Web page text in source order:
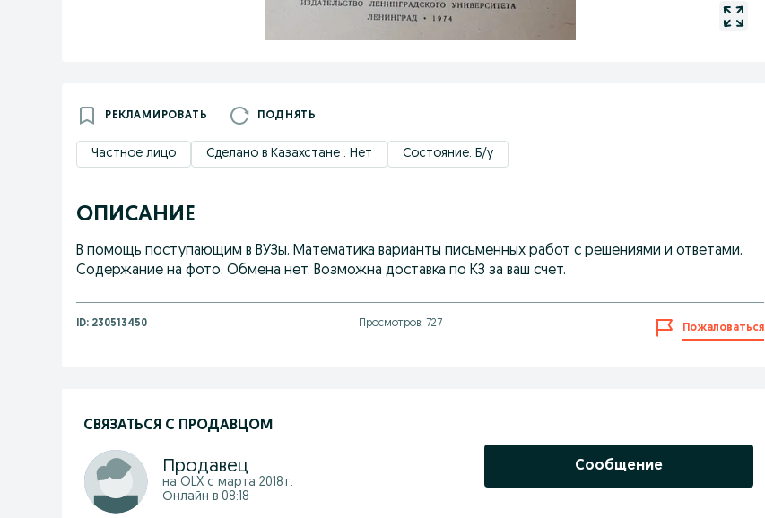
РЕКЛАМИРОВАТЬ ПОДНЯТЬ
Частное лицо Сделано в Казахстане : Нет Состояние: Б/у
ОПИСАНИЕ
В помощь поступающим в ВУЗы. Математика варианты письменных работ с решениями и ответами.
Содержание на фото. Обмена нет. Возможна доставка по КЗ за ваш счет.
ID: 230513450 Просмотров: 727 Пожаловаться
СВЯЗАТЬСЯ С ПРОДАВЦОМ
Продавец
на OLX с марта 2018 г.
Онлайн в 08:18
Сообщение